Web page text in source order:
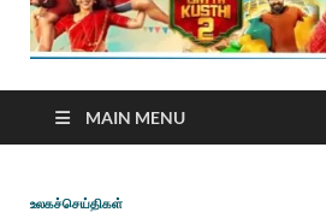
MAIN MENU
உலகச்செய்திகள்